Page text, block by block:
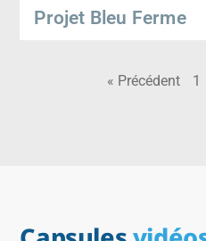
Projet Bleu Ferme
« Précédent 1